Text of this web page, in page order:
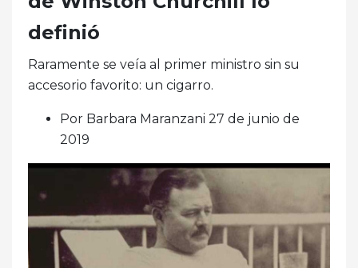
definió
Raramente se veía al primer ministro sin su
accesorio favorito: un cigarro.
Por Barbara Maranzani 27 de junio de
2019